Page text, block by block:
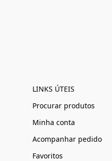
LINKS ÚTEIS
Procurar produtos
Minha conta
Acompanhar pedido
Favoritos